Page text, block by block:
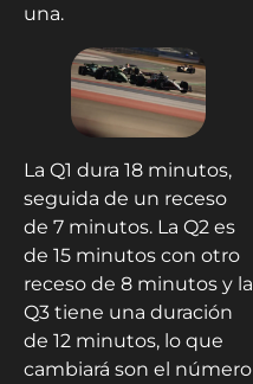
una.
La Q1 dura 18 minutos,
seguida de un receso
de 7 minutos. La Q2 es
de 15 minutos con otro
receso de 8 minutos y la
Q3 tiene una duración
de 12 minutos, lo que
cambiará son el número